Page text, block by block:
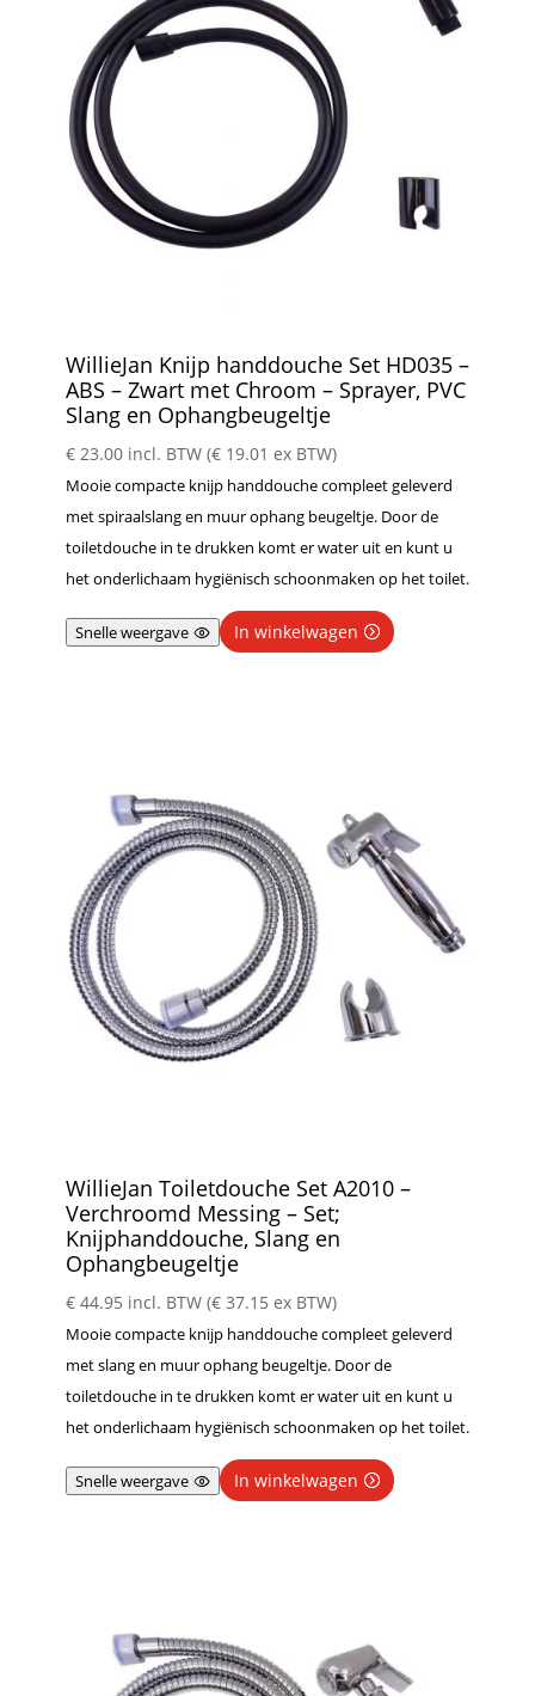
WillieJan Knijp handdouche Set HD035 –
ABS – Zwart met Chroom – Sprayer, PVC
Slang en Ophangbeugeltje
€23.00 incl. BTW (€19.01 ex BTW)
Mooie compacte knijp handdouche compleet geleverd
met spiraalslang en muur ophang beugeltje. Door de
toiletdouche in te drukken komt er water uit en kunt u
het onderlichaam hygiënisch schoonmaken op het toilet.
Snelle weergave In winkelwagen
WillieJan Toiletdouche Set A2010 –
Verchroomd Messing – Set;
Knijphanddouche, Slang en
Ophangbeugeltje
€44.95 incl. BTW (€37.15 ex BTW)
Mooie compacte knijp handdouche compleet geleverd
met slang en muur ophang beugeltje. Door de
toiletdouche in te drukken komt er water uit en kunt u
het onderlichaam hygiënisch schoonmaken op het toilet.
Snelle weergave In winkelwagen